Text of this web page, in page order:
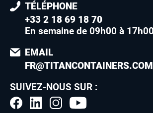
TÉLÉPHONE
+33 2 18 69 18 70
En semaine de 09h00 à 17h00
EMAIL
FR@TITANCONTAINERS.COM
SUIVEZ-NOUS SUR :